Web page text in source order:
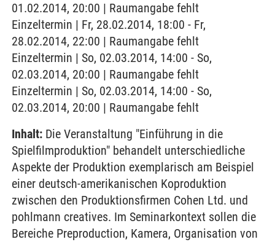
01.02.2014, 20:00 | Raumangabe fehlt
Einzeltermin | Fr, 28.02.2014, 18:00 - Fr,
28.02.2014, 22:00 | Raumangabe fehlt
Einzeltermin | So, 02.03.2014, 14:00 - So,
02.03.2014, 20:00 | Raumangabe fehlt
Einzeltermin | So, 02.03.2014, 14:00 - So,
02.03.2014, 20:00 | Raumangabe fehlt
Inhalt: Die Veranstaltung "Einführung in die
Spielfilmproduktion" behandelt unterschiedliche
Aspekte der Produktion exemplarisch am Beispiel
einer deutsch-amerikanischen Koproduktion
zwischen den Produktionsfirmen Cohen Ltd. und
pohlmann creatives. Im Seminarkontext sollen die
Bereiche Preproduction, Kamera, Organisation von